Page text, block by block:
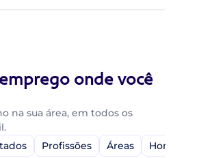
onde você
na sua área, em todos os
Profissões Áreas Home-